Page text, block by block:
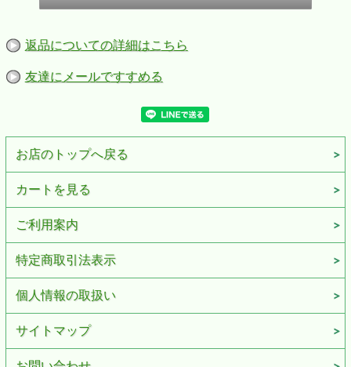
返品についての詳細はこちら
友達にメールですすめる
お店のトップへ戻る
カートを見る
ご利用案内
特定商取引法表示
個人情報の取扱い
サイトマップ